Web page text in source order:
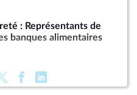
: Représentants de
banques alimentaires